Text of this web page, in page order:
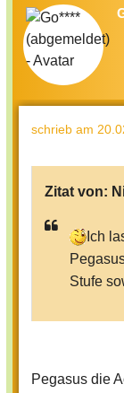
schrieb am
Zitat von:
Ich
Stufe
Pegasus die